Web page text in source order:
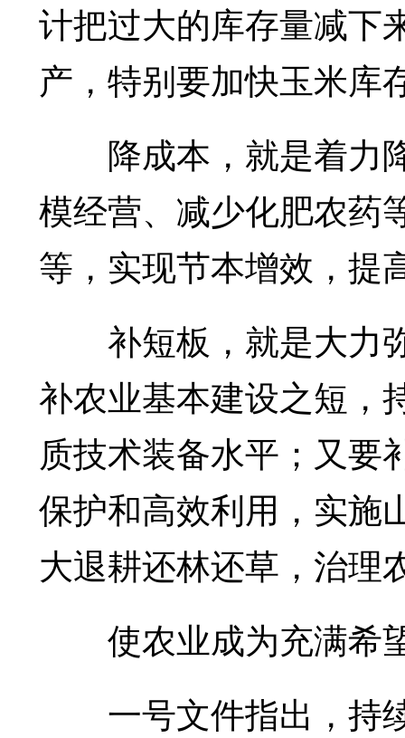
计把过大的库存量减下
产，特别要加快玉米库
降成本，就是着力
模经营、减少化肥农药
等，实现节本增效，提
补短板，就是大力
补农业基本建设之短，
质技术装备水平；又要
保护和高效利用，实施
大退耕还林还草，治理
使农业成为充满希
一号文件指出，持